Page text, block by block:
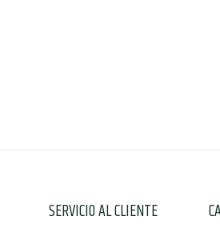
SERVICIO AL CLIENTE